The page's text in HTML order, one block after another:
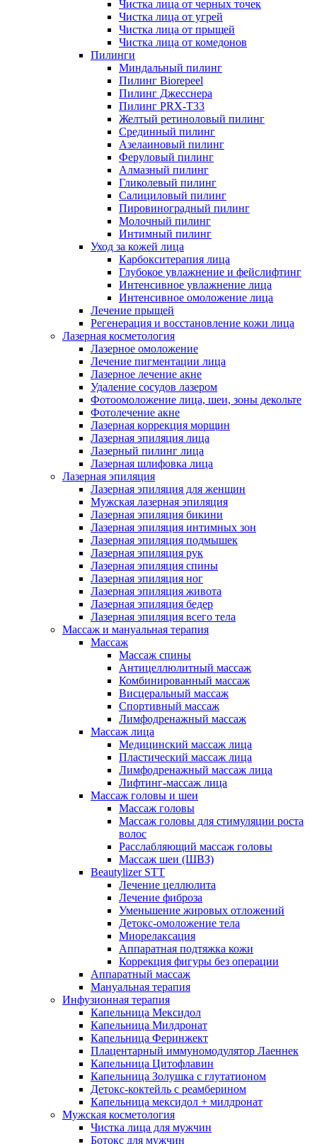
Чистка лица от черных точек
Чистка лица от угрей
Чистка лица от прыщей
Чистка лица от комедонов
Пилинги
Миндальный пилинг
Пилинг Biorepeel
Пилинг Джесснера
Пилинг PRX-T33
Желтый ретиноловый пилинг
Срединный пилинг
Азелаиновый пилинг
Феруловый пилинг
Алмазный пилинг
Гликолевый пилинг
Салициловый пилинг
Пировиноградный пилинг
Молочный пилинг
Интимный пилинг
Уход за кожей лица
Карбокситерапия лица
Глубокое увлажнение и фейслифтинг
Интенсивное увлажнение лица
Интенсивное омоложение лица
Лечение прыщей
Регенерация и восстановление кожи лица
Лазерная косметология
Лазерное омоложение
Лечение пигментации лица
Лазерное лечение акне
Удаление сосудов лазером
Фотоомоложение лица, шеи, зоны декольте
Фотолечение акне
Лазерная коррекция морщин
Лазерная эпиляция лица
Лазерный пилинг лица
Лазерная шлифовка лица
Лазерная эпиляция
Лазерная эпиляция для женщин
Мужская лазерная эпиляция
Лазерная эпиляция бикини
Лазерная эпиляция интимных зон
Лазерная эпиляция подмышек
Лазерная эпиляция рук
Лазерная эпиляция спины
Лазерная эпиляция ног
Лазерная эпиляция живота
Лазерная эпиляция бедер
Лазерная эпиляция всего тела
Массаж и мануальная терапия
Массаж
Массаж спины
Антицеллюлитный массаж
Комбинированный массаж
Висцеральный массаж
Спортивный массаж
Лимфодренажный массаж
Массаж лица
Медицинский массаж лица
Пластический массаж лица
Лимфодренажный массаж лица
Лифтинг-массаж лица
Массаж головы и шеи
Массаж головы
Массаж головы для стимуляции роста
волос
Расслабляющий массаж головы
Массаж шеи (ШВЗ)
Beautylizer STT
Лечение целлюлита
Лечение фиброза
Уменьшение жировых отложений
Детокс-омоложение тела
Миорелаксация
Аппаратная подтяжка кожи
Коррекция фигуры без операции
Аппаратный массаж
Мануальная терапия
Инфузионная терапия
Капельница Мексидол
Капельница Милдронат
Капельница Феринжект
Плацентарный иммуномодулятор Лаеннек
Капельница Цитофлавин
Капельница Золушка с глутатионом
Детокс-коктейль с реамберином
Капельница мексидол + милдронат
Мужская косметология
Чистка лица для мужчин
Ботокс для мужчин